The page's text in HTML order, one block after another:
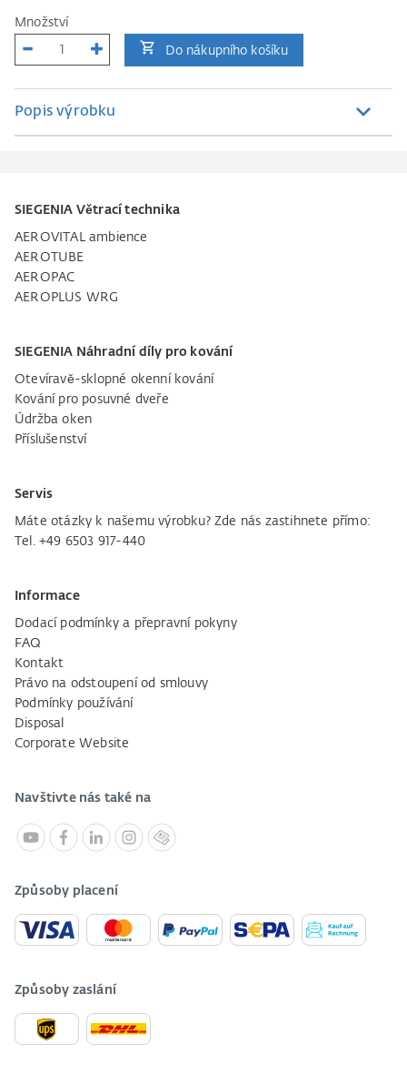
Množství
Do nákupního košíku
Popis výrobku
SIEGENIA Větrací technika
AEROVITAL ambience
AEROTUBE
AEROPAC
AEROPLUS WRG
SIEGENIA Náhradní díly pro kování
Otevíravě-sklopné okenní kování
Kování pro posuvné dveře
Údržba oken
Příslušenství
Servis
Máte otázky k našemu výrobku? Zde nás zastihnete přímo:
Tel. +49 6503 917-440
Informace
Dodací podmínky a přepravní pokyny
FAQ
Kontakt
Právo na odstoupení od smlouvy
Podmínky používání
Disposal
Corporate Website
Navštivte nás také na
Způsoby placení
Způsoby zaslání